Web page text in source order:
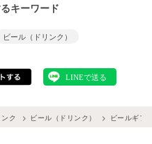
キーワード
ビール（ドリンク）
ク ビール（ドリンク） ビールギフ